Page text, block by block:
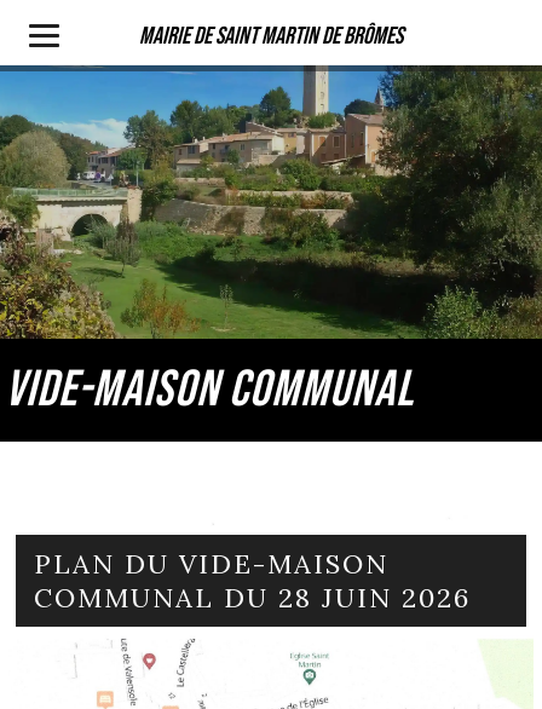
Mairie de Saint Martin de Brômes
VIDE-MAISON COMMUNAL
PLAN DU VIDE-MAISON
COMMUNAL DU 28 JUIN 2026